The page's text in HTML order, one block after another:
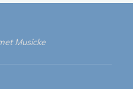
Musicke